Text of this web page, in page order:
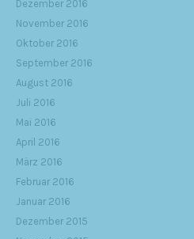
Dezember 2016
November 2016
Oktober 2016
September 2016
August 2016
Juli 2016
Mai 2016
April 2016
März 2016
Februar 2016
Januar 2016
Dezember 2015